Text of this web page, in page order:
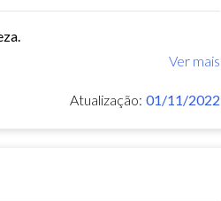
Ver mais
Atualização: 01/11/2022